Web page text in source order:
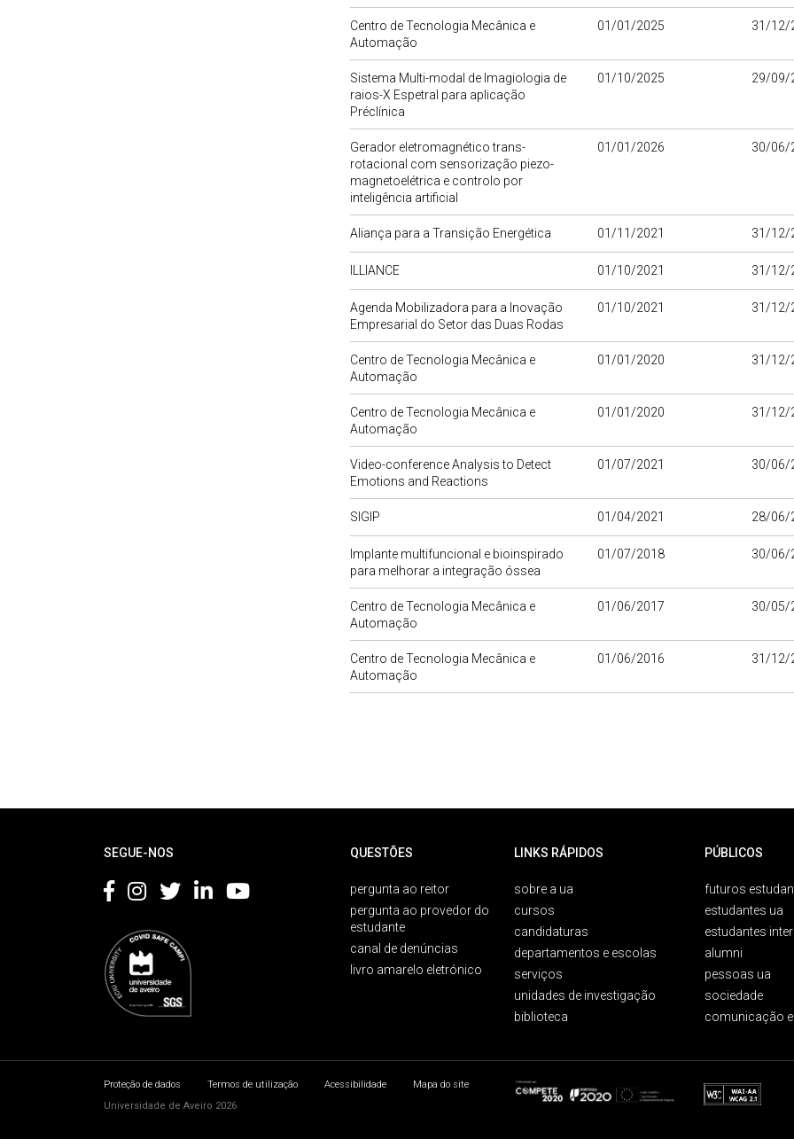
Centro de Tecnologia Mecânica e
Automação
01/01/2025 31/12/
Sistema Multi-modal de Imagiologia de
raios-X Espetral para aplicação
Préclínica
01/10/2025 29/09/
Gerador eletromagnético trans-
rotacional com sensorização piezo-
magnetoelétrica e controlo por
inteligência artificial
01/01/2026 30/06/
Aliança para a Transição Energética 01/11/2021 31/12/
ILLIANCE 01/10/2021 31/12/
Agenda Mobilizadora para a Inovação
Empresarial do Setor das Duas Rodas
01/10/2021 31/12/
Centro de Tecnologia Mecânica e
Automação
01/01/2020 31/12/
Centro de Tecnologia Mecânica e
Automação
01/01/2020 31/12/
Video-conference Analysis to Detect
Emotions and Reactions
01/07/2021 30/06/
SIGIP 01/04/2021 28/06/
Implante multifuncional e bioinspirado
para melhorar a integração óssea
01/07/2018 30/06/
Centro de Tecnologia Mecânica e
Automação
01/06/2017 30/05/
Centro de Tecnologia Mecânica e
Automação
01/06/2016 31/12/
SEGUE-NOS QUESTÕES
pergunta ao reitor
pergunta ao provedor do
estudante
canal de denúncias
livro amarelo eletrónico
LINKS RÁPIDOS
sobre a ua
cursos
candidaturas
departamentos e escolas
serviços
unidades de investigação
biblioteca
PÚBLICOS
futuros
estudantes ua
estudantes
alumni
pessoas ua
sociedade
comunicação
Proteção de dados Termos de utilização Acessibilidade
Mapa do site
Universidade de Aveiro 2026